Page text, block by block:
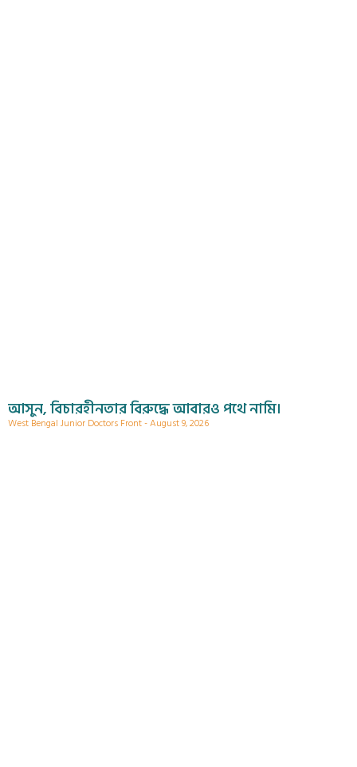
আসুন, বিচারহীনতার বিরুদ্ধে আবারও পথে নামি।
West Bengal Junior Doctors Front August 9, 2026